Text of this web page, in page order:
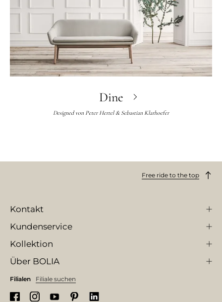
Dine
Designed von Peter Hertel & Sebastian Klarhoefer
Free ride to the top
Kontakt
Kundenservice
Kollektion
Über BOLIA
Filialen Filiale suchen